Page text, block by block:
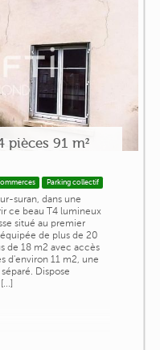
pièces 91 m²
Parking collectif
suran, dans une
ce beau T4 lumineux
situé au premier
de plus de 20
de 18 m2 avec accès
d'environ 11 m2, une
Dispose